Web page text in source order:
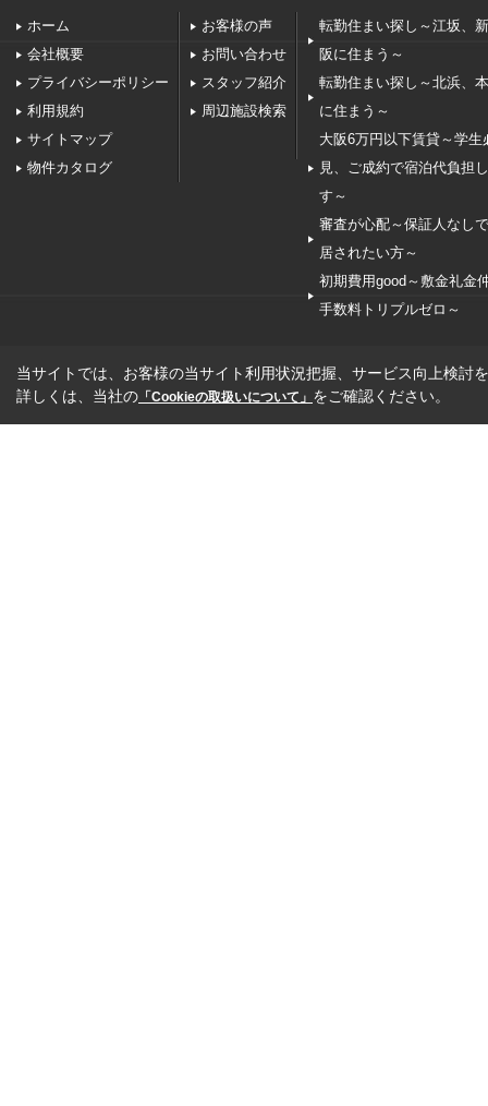
ホーム
会社概要
プライバシーポリシー
利用規約
サイトマップ
物件カタログ
お客様の声
お問い合わせ
スタッフ紹介
周辺施設検索
転勤住まい探し～江坂、
阪に住まう～
転勤住まい探し～北浜、
に住まう～
大阪6万円以下賃貸～学生
見、ご成約で宿泊代負担
す～
審査が心配～保証人なし
居されたい方～
初期費用good～敷金礼金
手数料トリプルゼロ～
当サイトでは、お客様の当サイト利用状況把握、サービス向上検討
詳しくは、当社の 「Cookieの取扱いについて」 をご確認ください。